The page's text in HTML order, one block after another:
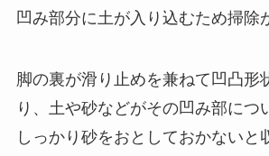
凹み部分に土が入り込むため掃除
脚の裏が滑り止めを兼ねて凹凸形
り、土や砂などがその凹み部につ
しっかり砂をおとしておかないと